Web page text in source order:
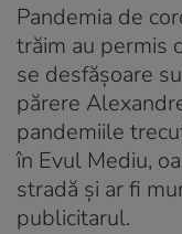
Pandemia de
trăim au permis
se desfășoare
părere
pandemiile
în Evul Mediu,
stradă și ar fi
publicitarul.